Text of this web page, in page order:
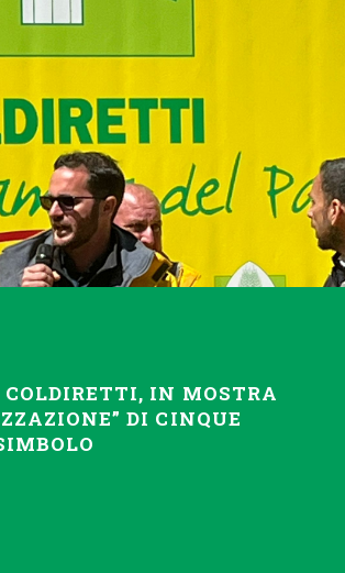
COLDIRETTI, IN MOSTRA
DI CINQUE